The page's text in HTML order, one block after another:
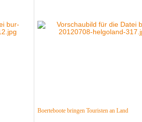
Boerteboote bringen Touristen an Land